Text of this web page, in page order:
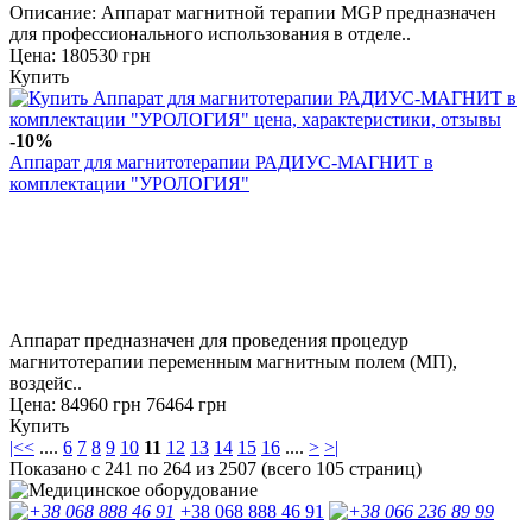
Описание: Аппарат магнитной терапии MGP предназначен
для профессионального использования в отделе..
Цена: 180530 грн
Купить
-10%
Аппарат для магнитотерапии РАДИУС-МАГНИТ в
комплектации "УРОЛОГИЯ"
Аппарат предназначен для проведения процедур
магнитотерапии переменным магнитным полем (МП),
воздейс..
Цена: 84960 грн 76464 грн
Купить
|<< .... 6 7 8 9 10 11 12 13 14 15 16 .... > >|
Показано с 241 по 264 из 2507 (всего 105 страниц)
+38 068 888 46 91